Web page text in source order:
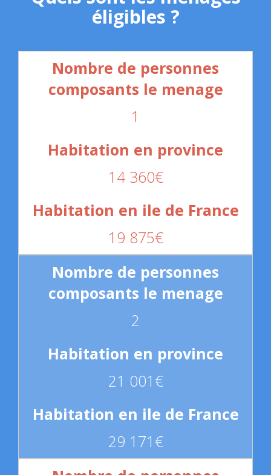
éligibles ?
1
14 360€
19 875€
2
21 001€
29 171€